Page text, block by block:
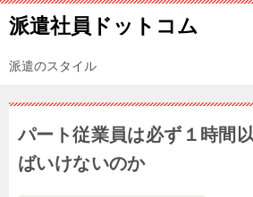
派遣社員ドットコム
派遣のスタイル
パート従業員は必ず１時間
ばいけないのか